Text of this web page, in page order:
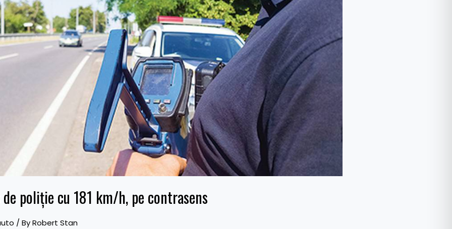
poliție cu 181 km/h, pe contrasens
/ ByRobert Stan